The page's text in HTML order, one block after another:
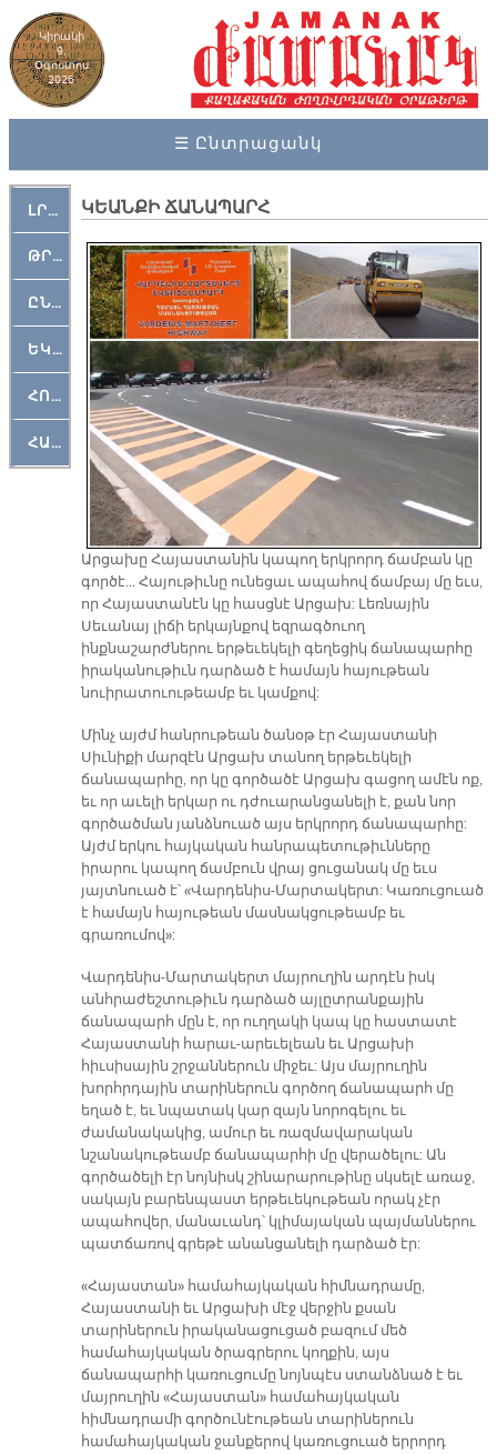
Կիրակի
9,
Օգոստոս
2026
☰ Ընտրացանկ
ԼՐԱՀՈՍ
ԹՐՔԱՀԱՅ ԿԵԱՆՔ
ԸՆԿԵՐԱՄՇԱԿՈՒԹԱՅԻՆ
ԵԿԵՂԵՑԱԿԱՆ
ՀՈԳԵՄՏԱՒՈՐ
ՀԱՐԹԱԿ
ԿԵԱՆՔԻ ՃԱՆԱՊԱՐՀ
Արցախը Հայաստանին կապող երկրորդ ճամբան կը
գործէ… Հայութիւնը ունեցաւ ապահով ճամբայ մը եւս,
որ Հայաստանէն կը հասցնէ Արցախ: Լեռնային
Սեւանայ լիճի երկայնքով եզրագծուող
ինքնաշարժներու երթեւեկելի գեղեցիկ ճանապարհը
իրականութիւն դարձած է համայն հայութեան
նուիրատուութեամբ եւ կամքով:
Մինչ այժմ հանրութեան ծանօթ էր Հայաստանի
Սիւնիքի մարզէն Արցախ տանող երթեւեկելի
ճանապարհը, որ կը գործածէ Արցախ գացող ամէն ոք,
եւ որ աւելի երկար ու դժուարանցանելի է, քան նոր
գործածման յանձնուած այս երկրորդ ճանապարհը:
Այժմ երկու հայկական հանրապետութիւնները
իրարու կապող ճամբուն վրայ ցուցանակ մը եւս
յայտնուած է՝ «Վարդենիս-Մարտակերտ: Կառուցուած
է համայն հայութեան մասնակցութեամբ եւ
գրառումով»:
Վարդենիս-Մարտակերտ մայրուղին արդէն իսկ
անհրաժեշտութիւն դարձած այլըտրանքային
ճանապարհ մըն է, որ ուղղակի կապ կը հաստատէ
Հայաստանի հարաւ-արեւելեան եւ Արցախի
հիւսիսային շրջաններուն միջեւ: Այս մայրուղին
խորհրդային տարիներուն գործող ճանապարհ մը
եղած է, եւ նպատակ կար զայն նորոգելու եւ
ժամանակակից, ամուր եւ ռազմավարական
նշանակութեամբ ճանապարհի մը վերածելու: Ան
գործածելի էր նոյնիսկ շինարարութինը սկսելէ առաջ,
սակայն բարենպաստ երթեւեկութեան որակ չէր
ապահովեր, մանաւանդ՝ կլիմայական պայմաններու
պատճառով գրեթէ անանցանելի դարձած էր:
«Հայաստան» համահայկական հիմնադրամը,
Հայաստանի եւ Արցախի մէջ վերջին քսան
տարիներուն իրականացուցած բազում մեծ
համահայկական ծրագրերու կողքին, այս
ճանապարհի կառուցումը նոյնպէս ստանձնած է եւ
մայրուղին «Հայաստան» համահայկական
հիմնադրամի գործունէութեան տարիներուն
համահայկական ջանքերով կառուցուած երրորդ